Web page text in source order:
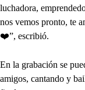
luchadora,
nos vemos pronto, te
❤️”, escribió.
En la grabación se
amigos, cantando y